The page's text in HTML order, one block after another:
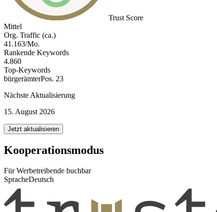
Trust Score
Mittel
Org. Traffic (ca.)
41.163/Mo.
Rankende Keywords
4.860
Top-Keywords
bürgerämterPos. 23
Nächste Aktualisierung
15. August 2026
Jetzt aktualisieren
Kooperationsmodus
Für Werbetreibende buchbar
SpracheDeutsch